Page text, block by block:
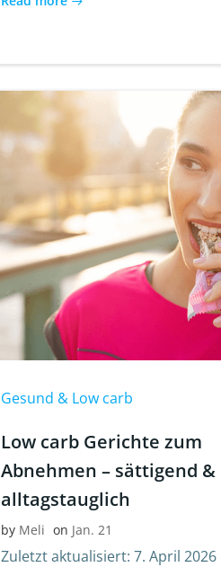
Gesund & Low carb
Low carb Gerichte zum
Abnehmen – sättigend &
alltagstauglich
by Meli on Jan. 21
Zuletzt aktualisiert: 7. April 2026